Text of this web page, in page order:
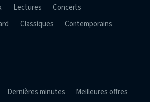
Lectures
Concerts
Classiques
Contemporains
Dernières minutes
Meilleures offres